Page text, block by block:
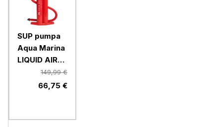
SUP pumpa
Aqua Marina
LIQUID AIR
(B0303022)
149,99 €
66,75 €